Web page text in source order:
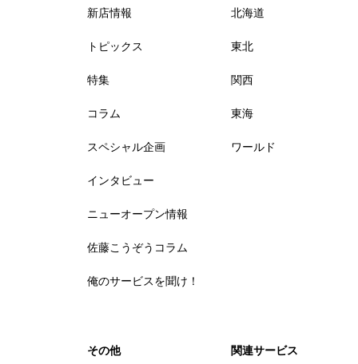
新店情報
トピックス
特集
コラム
スペシャル企画
インタビュー
ニューオープン情報
佐藤こうぞうコラム
俺のサービスを聞け！
北海道
東北
関西
東海
ワールド
その他 関連サービス